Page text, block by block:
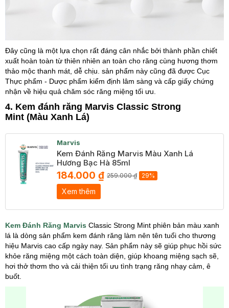
Đây cũng là một lựa chọn rất đáng cân nhắc bởi thành phần chiết
xuất hoàn toàn từ thiên nhiên an toàn cho răng cùng hương thơm
thảo mộc thanh mát, dễ chịu. sản phẩm này cũng đã được Cục
Thực phẩm - Dược phẩm kiểm định lâm sàng và cấp giấy chứng
nhận về hiệu quả chăm sóc răng miệng tối ưu.
4. Kem đánh răng Marvis Classic Strong
Mint (Màu Xanh Lá)
Marvis
Kem Đánh Răng Marvis Màu Xanh Lá
Hương Bạc Hà 85ml
184.000 ₫ 259.000 ₫ 29%
Xem thêm
Kem Đánh Răng Marvis Classic Strong Mint phiên bản màu xanh
lá là dòng sản phẩm kem đánh răng làm nên tên tuổi cho thương
hiệu Marvis cao cấp ngày nay. Sản phẩm này sẽ giúp phục hồi sức
khỏe răng miệng một cách toàn diện, giúp khoang miệng sạch sẽ,
hơi thở thơm tho và cải thiện tối ưu tình trạng răng nhạy cảm, ê
buốt.